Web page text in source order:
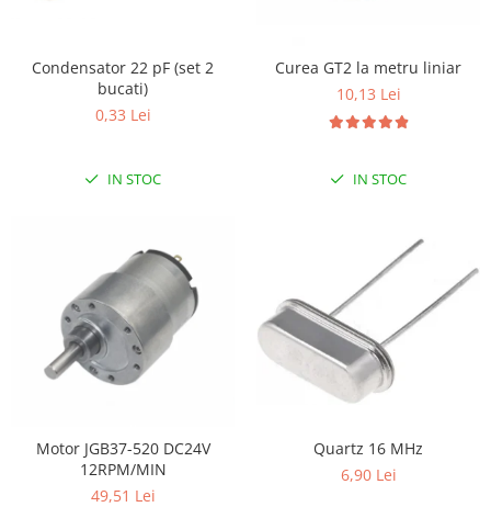
Adaptoare si convertoare
Convertor USB la serial
Datalogger
Module
Multiplexor
Releu
Condensator 22 pF (set 2
bucati)
0,33 Lei
IN STOC
Curea GT2 la metru liniar
10,13 Lei
IN STOC
Motor JGB37-520 DC24V
12RPM/MIN
49,51 Lei
Quartz 16 MHz
6,90 Lei